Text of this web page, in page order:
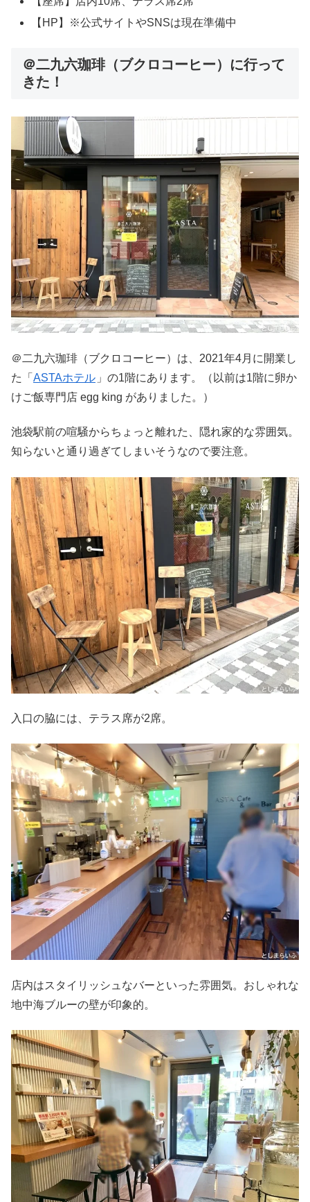
【HP】※公式サイトやSNSは現在準備中
＠二九六珈琲（ブクロコーヒー）に行って
きた！
＠二九六珈琲（ブクロコーヒー）は、2021年4月に開業し
た「 ASTAホテル 」の1階にあります。（以前は1階に卵か
けご飯専門店 egg king がありました。）
池袋駅前の喧騒からちょっと離れた、隠れ家的な雰囲気。
知らないと通り過ぎてしまいそうなので要注意。
入口の脇には、テラス席が2席。
店内はスタイリッシュなバーといった雰囲気。おしゃれな
地中海ブルーの壁が印象的。